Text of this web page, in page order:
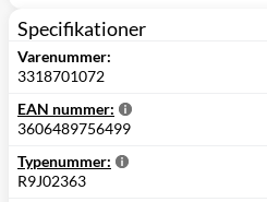
Specifikationer
Varenummer:
3318701072
EAN nummer:
3606489756499
Typenummer:
R9J02363